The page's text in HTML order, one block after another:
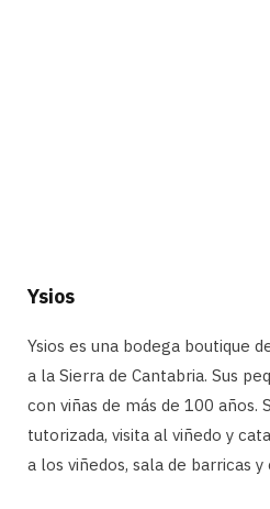
Ysios
Ysios es una bodega boutique
a la Sierra de Cantabria. Sus
con viñas de más de 100 años.
tutorizada, visita al viñedo y
a los viñedos, sala de barricas